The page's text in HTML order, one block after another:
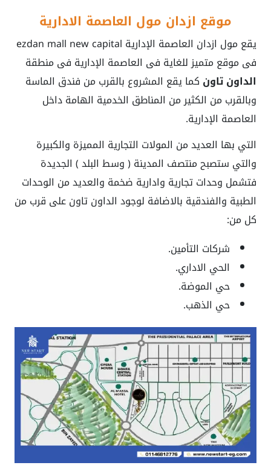
موقع ازدان مول العاصمة الادارية
يقع مول ازدان العاصمة الإدارية ezdan mall new capital
فى موقع متميز للغاية فى العاصمة الإدارية فى منطقة
الداون تاون كما يقع المشروع بالقرب من فندق الماسة
وبالقرب من الكثير من المناطق الخدمية الهامة داخل
العاصمة الإدارية.
التي بها العديد من المولات التجارية المميزة والكبيرة
والتي ستصبح منتصف المدينة ( وسط البلد ) الجديدة
فتشمل وحدات تجارية وادارية ضخمة والعديد من الوحدات
الطبية والفندقية بالاضافة لوجود الداون تاون على قرب من
كل من:
شركات التأمين.
الحي الاداري.
حي الموضة.
حي الذهب.